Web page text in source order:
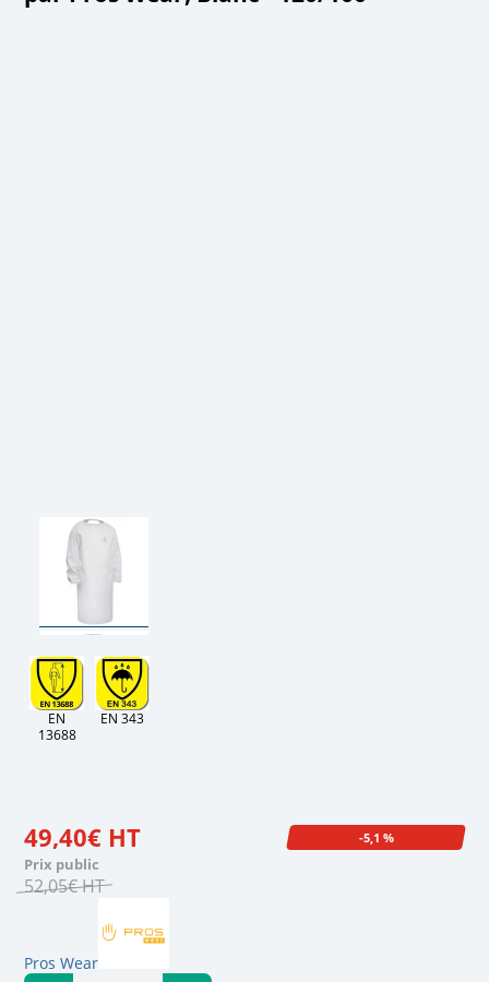
EN
13688
EN 343
49,40€ HT
Prix public
52,05€HT
-5,1 %
Pros Wear